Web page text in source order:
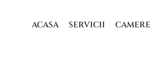
ACASA SERVICII CAMERE